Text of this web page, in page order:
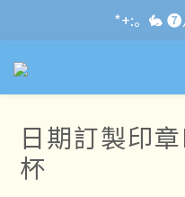
*+:｡\new / !🌌 官
*+:｡  🐇 ❼
*+:｡
*+:｡\new / !🌌 官
日期訂製印
杯